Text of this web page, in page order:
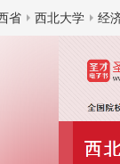
省 西北大学 经